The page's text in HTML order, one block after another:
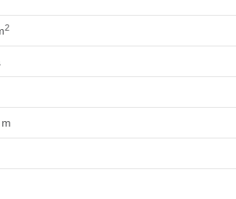
2